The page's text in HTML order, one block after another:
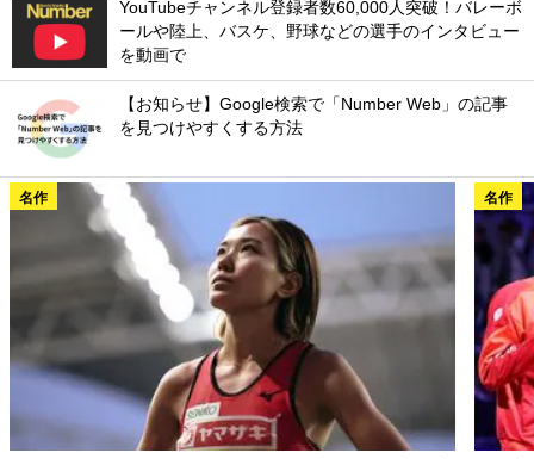
YouTubeチャンネル登録者数60,000人突破！バレーボ
ールや陸上、バスケ、野球などの選手のインタビュー
を動画で
【お知らせ】Google検索で「Number Web」の記事
を見つけやすくする方法
名作 名作